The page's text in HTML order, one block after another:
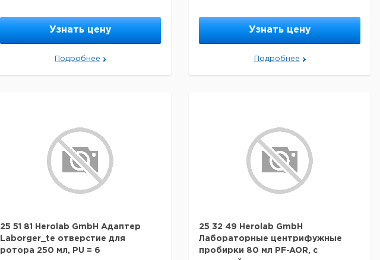
Узнать цену
Подробнее
Узнать цену
Подробнее
25 51 81 Herolab GmbH Адаптер
Laborger_te отверстие для
ротора 250 мл, PU = 6
25 32 49 Herolab GmbH
Лабораторные центрифужные
пробирки 80 мл PF-AOR, с